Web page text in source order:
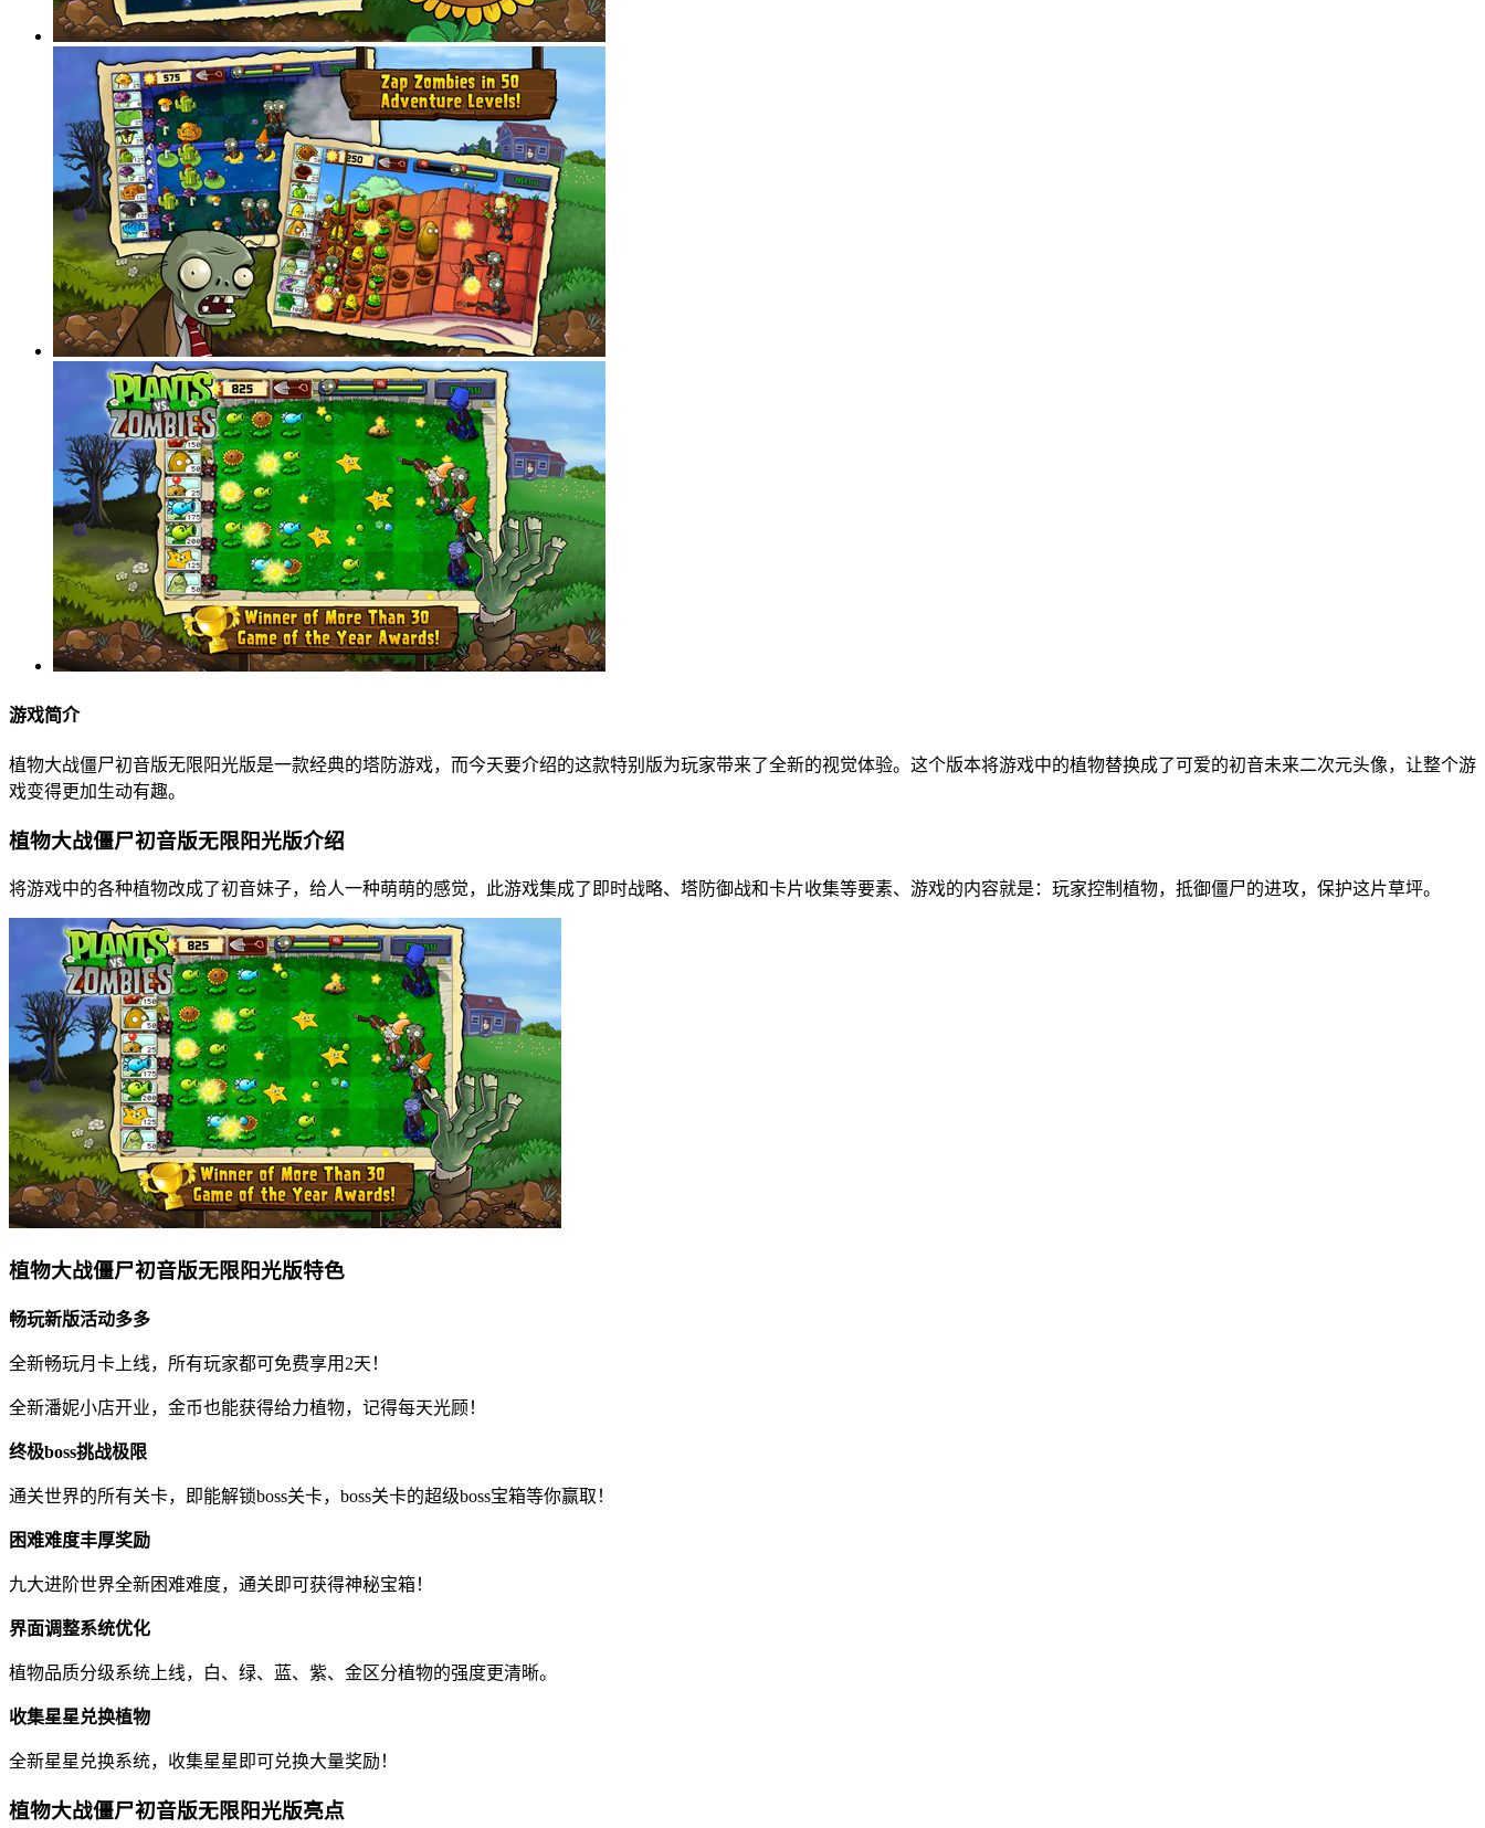
游戏简介
植物大战僵尸初音版无限阳光版是一款经典的塔防游戏，而今天要介绍的这款特别版为玩家带来了全新的视觉体验。这个版本将游戏中的植物替换成了可爱的初音未来二次元头像，让整个游
戏变得更加生动有趣。
植物大战僵尸初音版无限阳光版介绍
将游戏中的各种植物改成了初音妹子，给人一种萌萌的感觉，此游戏集成了即时战略、塔防御战和卡片收集等要素、游戏的内容就是：玩家控制植物，抵御僵尸的进攻，保护这片草坪。
植物大战僵尸初音版无限阳光版特色
畅玩新版活动多多
全新畅玩月卡上线，所有玩家都可免费享用2天！
全新潘妮小店开业，金币也能获得给力植物，记得每天光顾！
终极boss挑战极限
通关世界的所有关卡，即能解锁boss关卡，boss关卡的超级boss宝箱等你赢取！
困难难度丰厚奖励
九大进阶世界全新困难难度，通关即可获得神秘宝箱！
界面调整系统优化
植物品质分级系统上线，白、绿、蓝、紫、金区分植物的强度更清晰。
收集星星兑换植物
全新星星兑换系统，收集星星即可兑换大量奖励！
植物大战僵尸初音版无限阳光版亮点